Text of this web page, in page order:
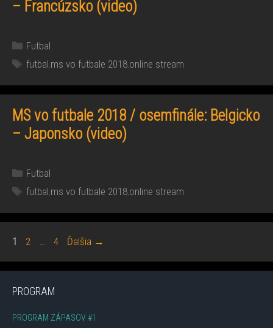
– Francúzsko (video)
Kategórie
Futbal
Značky
futbal,ms vo futbale 2018,online stream
MS vo futbale 2018 / osemfinále: Belgicko
– Japonsko (video)
Kategórie
Futbal
Značky
futbal,ms vo futbale 2018,online stream
Stránka
1 Stránka
2 … Stránka
4 Ďalšia →
PROGRAM
PROGRAM ZÁPASOV #1